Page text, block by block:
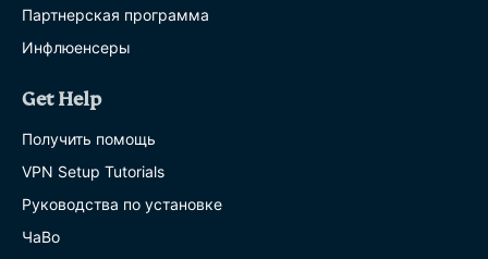
Партнерская программа
Инфлюенсеры
Get Help
Получить помощь
VPN Setup Tutorials
Руководства по установке
ЧаВо